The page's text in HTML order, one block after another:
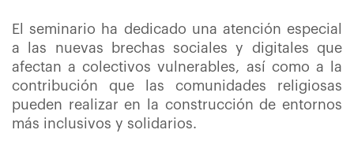
El seminario ha dedicado una atención especial
a las nuevas brechas sociales y digitales que
afectan a colectivos vulnerables, así como a la
contribución que las comunidades religiosas
pueden realizar en la construcción de entornos
más inclusivos y solidarios.